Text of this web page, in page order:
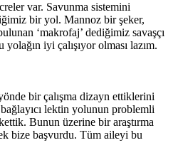
var. Savunma sistemini
bir yol. Mannoz bir şeker,
‘makrofaj’ dediğimiz savaşçı
iyi çalışıyor olması lazım.
bir çalışma dizayn ettiklerini
lektin yolunun problemli
Bunun üzerine bir araştırma
bize başvurdu. Tüm aileyi bu